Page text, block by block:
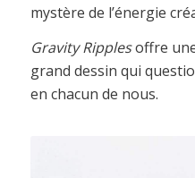
mystère de l’énergie
Gravity Ripplesoffre
grand dessin qui
en chacun de nous.